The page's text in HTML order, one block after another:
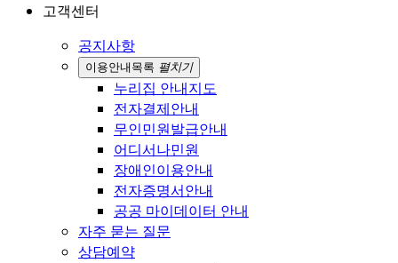
고객센터
공지사항
이용안내 목록 펼치기
누리집 안내지도
전자결제안내
무인민원발급안내
어디서나민원
장애인이용안내
전자증명서안내
공공 마이데이터 안내
자주 묻는 질문
상담예약